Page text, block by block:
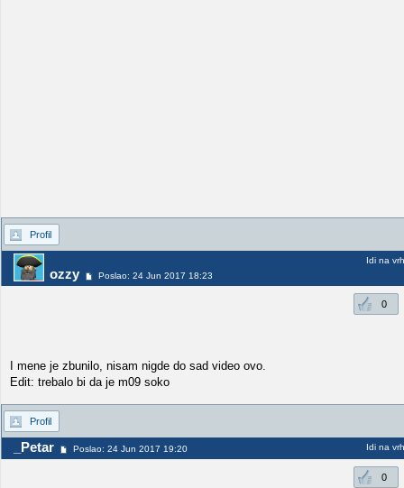
Profil
ozzy Poslao: 24 Jun 2017 18:23
Idi na vrh
0
I mene je zbunilo, nisam nigde do sad video ovo.
Edit: trebalo bi da je m09 soko
Profil
_Petar Poslao: 24 Jun 2017 19:20 Idi na vrh
0